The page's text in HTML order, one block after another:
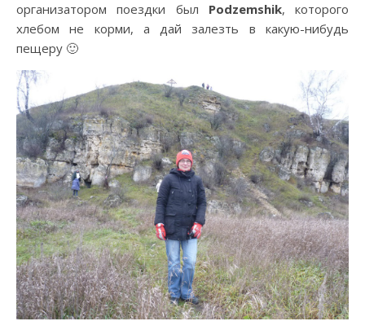
организатором поездки был Podzemshik, которого
хлебом не корми, а дай залезть в какую-нибудь
пещеру 🙂